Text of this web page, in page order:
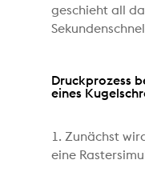
geschieht all
Druckprozess
eines
1. Zunächst
eine